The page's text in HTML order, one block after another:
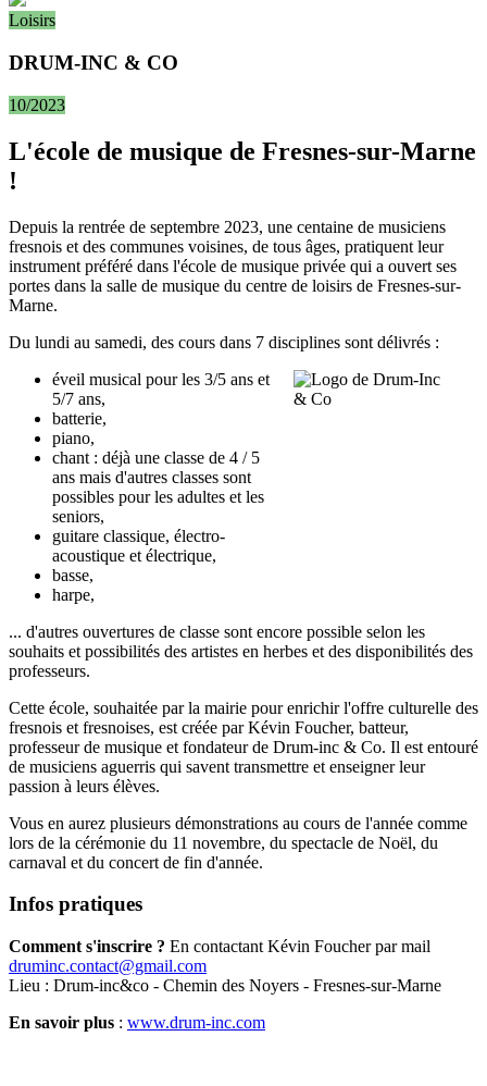
Loisirs
DRUM-INC & CO
10/2023
L'école de musique de Fresnes-sur-Marne
!
Depuis la rentrée de septembre 2023, une centaine de musiciens
fresnois et des communes voisines, de tous âges, pratiquent leur
instrument préféré dans l'école de musique privée qui a ouvert ses
portes dans la salle de musique du centre de loisirs de Fresnes-sur-
Marne.
Du lundi au samedi, des cours dans 7 disciplines sont délivrés :
éveil musical pour les 3/5 ans et
5/7 ans,
batterie,
piano,
chant : déjà une classe de 4 / 5
ans mais d'autres classes sont
possibles pour les adultes et les
seniors,
guitare classique, électro-
acoustique et électrique,
basse,
harpe,
... d'autres ouvertures de classe sont encore possible selon les
souhaits et possibilités des artistes en herbes et des disponibilités des
professeurs.
Cette école, souhaitée par la mairie pour enrichir l'offre culturelle des
fresnois et fresnoises, est créée par Kévin Foucher, batteur,
professeur de musique et fondateur de Drum-inc & Co. Il est entouré
de musiciens aguerris qui savent transmettre et enseigner leur
passion à leurs élèves.
Vous en aurez plusieurs démonstrations au cours de l'année comme
lors de la cérémonie du 11 novembre, du spectacle de Noël, du
carnaval et du concert de fin d'année.
Infos pratiques
Comment s'inscrire ? En contactant Kévin Foucher par mail
druminc.contact@gmail.com
Lieu : Drum-inc&co - Chemin des Noyers - Fresnes-sur-Marne
En savoir plus : www.drum-inc.com